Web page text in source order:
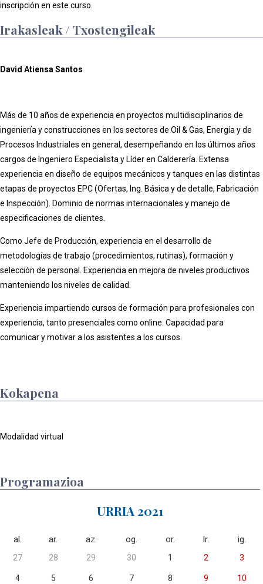
inscripción en este curso.
Irakasleak / Txostengileak
David Atiensa Santos
Más de 10 años de experiencia en proyectos multidisciplinarios de
ingeniería y construcciones en los sectores de Oil & Gas, Energía y de
Procesos Industriales en general, desempeñando en los últimos años
cargos de Ingeniero Especialista y Líder en Calderería. Extensa
experiencia en diseño de equipos mecánicos y tanques en las distintas
etapas de proyectos EPC (Ofertas, Ing. Básica y de detalle, Fabricación
e Inspección). Dominio de normas internacionales y manejo de
especificaciones de clientes.
Como Jefe de Producción, experiencia en el desarrollo de
metodologías de trabajo (procedimientos, rutinas), formación y
selección de personal. Experiencia en mejora de niveles productivos
manteniendo los niveles de calidad.
Experiencia impartiendo cursos de formación para profesionales con
experiencia, tanto presenciales como online. Capacidad para
comunicar y motivar a los asistentes a los cursos.
Kokapena
Modalidad virtual
Programazioa
URRIA 2021
al. ar. az. og. or. lr. ig.
27 28 29 30 1 2 3
4 5 6 7 8 9 10